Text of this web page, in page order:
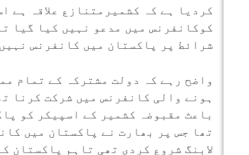
کردیا ہے کہ کشمیرمتنازع علاقہ ہے
کوکانفرنس میں مدعو نہیں کیا گیا
شرائط پر پاکستان میں کانفرنس
واضح رہے کہ دولت مشترکہ کے تمام
ہونے والی کانفرنس میں شرکت کرنا
باعث مقبوضہ کشمیر کے اسپیکر کو
تھا جس پر بھارت نے پاکستان میں
لابنگ شروع کردی تھی تاہم پاکستان